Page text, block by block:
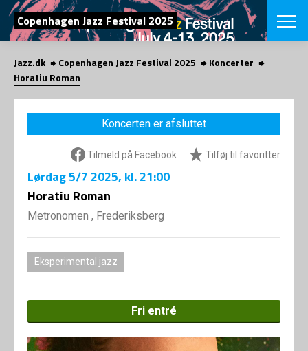
SØG
Copenhagen Jazz Festival 2025
English
VÆLG
VINTERJAZZ
Temaer
LOCATIONS
Om fonden
SHOP
Jazz.dk Copenhagen Jazz Festival 2025
Koncerter
Horatiu Roman
Koncerten er afsluttet
Tilmeld på Facebook Tilføj til favoritter
Lørdag5/7 2025, kl. 21:00
Horatiu Roman
Metronomen , Frederiksberg
Eksperimental jazz
Fri entré